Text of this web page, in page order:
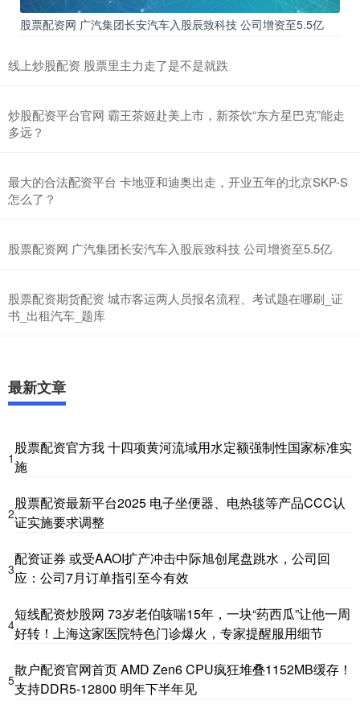
股票配资网 广汽集团长安汽车入股辰致科技 公司增资至5.5亿
线上炒股配资 股票里主力走了是不是就跌
炒股配资平台官网 霸王茶姬赴美上市，新茶饮“东方星巴克”能走
多远？
最大的合法配资平台 卡地亚和迪奥出走，开业五年的北京SKP-S
怎么了？
股票配资网 广汽集团长安汽车入股辰致科技 公司增资至5.5亿
股票配资期货配资 城市客运两人员报名流程、考试题在哪刷_证
书_出租汽车_题库
最新文章
1
股票配资官方我 十四项黄河流域用水定额强制性国家标准实
施
2
股票配资最新平台2025 电子坐便器、电热毯等产品CCC认
证实施要求调整
3
配资证券 或受AAOI扩产冲击中际旭创尾盘跳水，公司回
应：公司7月订单指引至今有效
4
短线配资炒股网 73岁老伯咳喘15年，一块“药西瓜”让他一周
好转！上海这家医院特色门诊爆火，专家提醒服用细节
5
散户配资官网首页 AMD Zen6 CPU疯狂堆叠1152MB缓存！
支持DDR5-12800 明年下半年见